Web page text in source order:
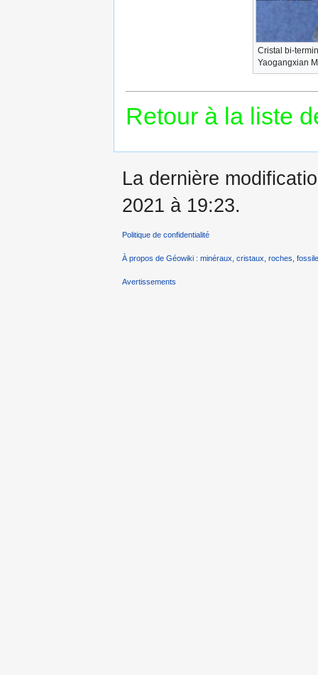
Cristal bi-
Yaogangxian
Retour à la liste
La dernière
2021 à 19:23.
Politique de confidentialité
À propos de Géowiki : minéraux, cristaux, roches,
Avertissements